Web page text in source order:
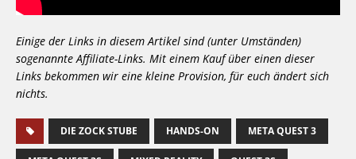
Einige der Links in diesem Artikel sind (unter Umständen)
sogenannte Affiliate-Links. Mit einem Kauf über einen dieser
Links bekommen wir eine kleine Provision, für euch ändert sich
nichts.
DIE ZOCK STUBE HANDS-ON META QUEST 3